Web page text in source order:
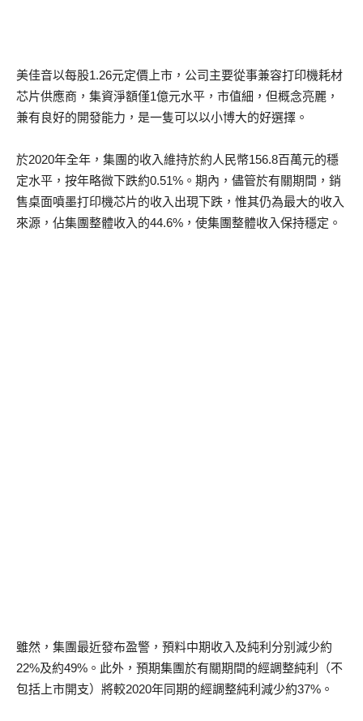
美佳音以每股1.26元定價上市，公司主要從事兼容打印機耗材
芯片供應商，集資淨額僅1億元水平，市值細，但概念亮麗，
兼有良好的開發能力，是一隻可以以小博大的好選擇。
於2020年全年，集團的收入維持於約人民幣156.8百萬元的穩
定水平，按年略微下跌約0.51%。期內，儘管於有關期間，銷
售桌面噴墨打印機芯片的收入出現下跌，惟其仍為最大的收入
來源，佔集團整體收入的44.6%，使集團整體收入保持穩定。
雖然，集團最近發布盈警，預料中期收入及純利分别減少約
22%及約49%。此外，預期集團於有關期間的經調整純利（不
包括上市開支）將較2020年同期的經調整純利減少約37%。